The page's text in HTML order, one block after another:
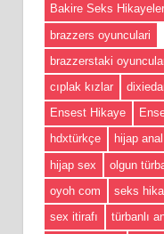
Bakire Seks
brazzers oyunculari
brazzerstaki
cıplak kızlar
Ensest Hikaye
hdxtürkçe
hijap anal
hijap sex
olgun
oyoh com
seks
sex itirafı
türbanlı